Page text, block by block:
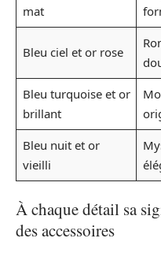
mat
Bleu ciel et or rose
Bleu turquoise et or
brillant
Bleu nuit et or
vieilli
À chaque détail sa
des accessoires